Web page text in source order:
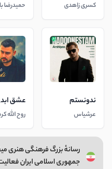
کسری زاهدی حمیدرضا
ندونستم
عرشیاس
عشق
روح الله
رسانهٔ بزرگ فرهنگی هنری
جمهوری اسلامی ایران